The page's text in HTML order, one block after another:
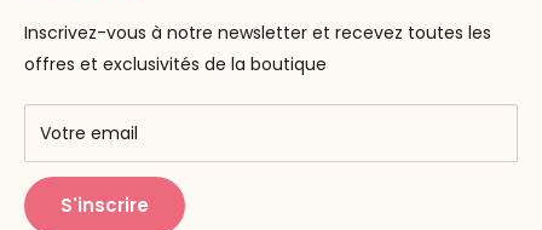
F.A.Q
La pédagogie
Nos marques
Centres de formation
Public Montessori
Inscrivez-vous à notre newsletter et recevez toutes les
offres et exclusivités de la boutique
Votre email
S'inscrire